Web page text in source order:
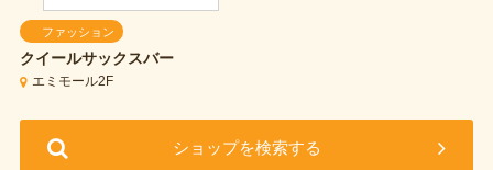
ファッション
クイールサックスバー
エミモール2F
ショップを検索する